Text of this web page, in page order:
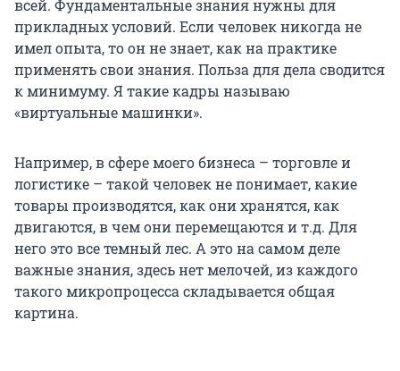
всей. Фундаментальные знания нужны для
прикладных условий. Если человек никогда не
имел опыта, то он не знает, как на практике
применять свои знания. Польза для дела сводится
к минимуму. Я такие кадры называю
«виртуальные машинки».
Например, в сфере моего бизнеса – торговле и
логистике – такой человек не понимает, какие
товары производятся, как они хранятся, как
двигаются, в чем они перемещаются и т.д. Для
него это все темный лес. А это на самом деле
важные знания, здесь нет мелочей, из каждого
такого микропроцесса складывается общая
картина.